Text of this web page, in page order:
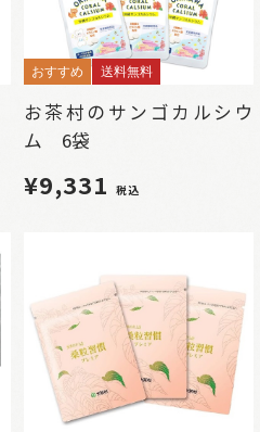
おすすめ 送料無料
お茶村のサンゴカルシウ
ム 6袋
¥9,331 税込